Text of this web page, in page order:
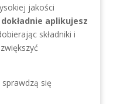
jakości
aplikujesz
składniki i
się